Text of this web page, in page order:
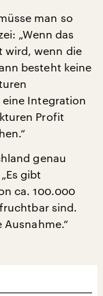
man so
„Wenn das
wird, wenn die
besteht keine
Integration
Profit
genau
gibt
ca. 100.000
sind.
Ausnahme.“